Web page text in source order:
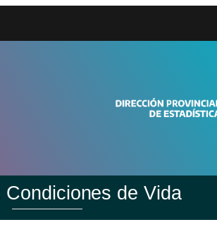
Condiciones de Vida